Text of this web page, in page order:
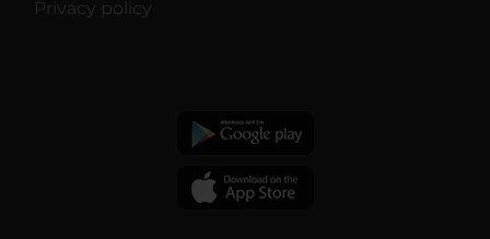
Privacy policy